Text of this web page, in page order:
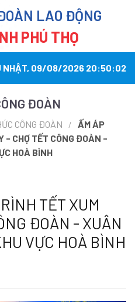
LAO ĐỘNG
PHÚ THỌ
NHẬT, 09/08/2026 20:50:02
ĐOÀN
CÔNG ĐOÀN
ẤM ÁP
- CHỢ TẾT CÔNG ĐOÀN -
HOÀ BÌNH
TẾT XUM
ĐOÀN - XUÂN
VỰC HOÀ BÌNH